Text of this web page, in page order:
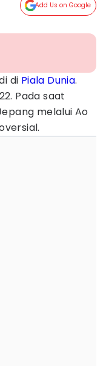
Add Us on Google
di Piala Dunia.
Pada saat
melalui Ao